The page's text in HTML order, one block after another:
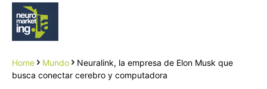
Home Mundo
Neuralink, la empresa de Elon Musk que
busca conectar cerebro y computadora